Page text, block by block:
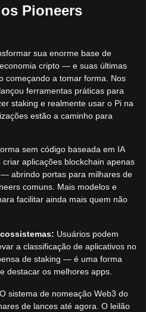
Pioneers
sua enorme base de
cripto — e suas últimas
começando a tomar forma. Nos
ferramentas práticas para
staking e realmente usar o Pi na
estão a caminho para
sem código baseada em IA
aplicações blockchain apenas
abrindo portas para milhares de
comuns. Mais modelos e
facilitar ainda mais quem não
Usuários podem
a classificação de aplicativos no
de staking — é uma forma
destacar os melhores apps.
O sistema de nomeação Web3 do
de lances até agora. O leilão